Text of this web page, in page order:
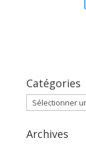
Catégories
Catégories
Archives